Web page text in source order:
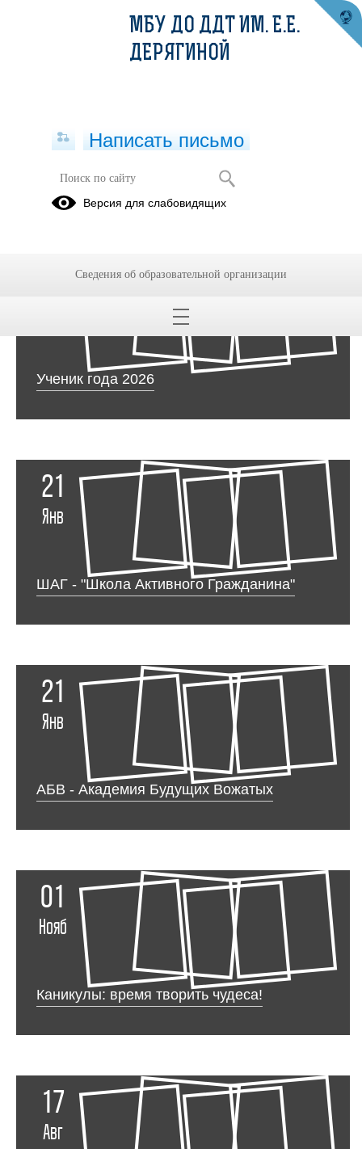
Фотоальбомы
Ученик года 2026
21
Янв
ШАГ - "Школа Активного Гражданина"
21
Янв
АБВ - Академия Будущих Вожатых
01
Нояб
Каникулы: время творить чудеса!
17
Авг
МБУ ДО ДДТ ИМ. Е.Е.
ДЕРЯГИНОЙ
Написать письмо
Версия для слабовидящих
Сведения об образовательной организации